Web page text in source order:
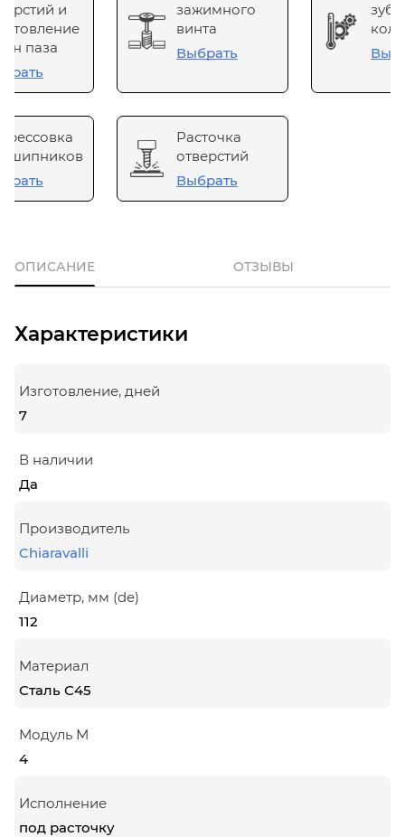
и
паза
зажимного
винта
Выбрать
Расточка
отверстий
Выбрать
ОПИСАНИЕ ОТЗЫВЫ
Характеристики
Изготовление, дней
7
В наличии
Да
Производитель
Chiaravalli
Диаметр, мм (de)
112
Материал
Сталь С45
Модуль М
4
Исполнение
под расточку